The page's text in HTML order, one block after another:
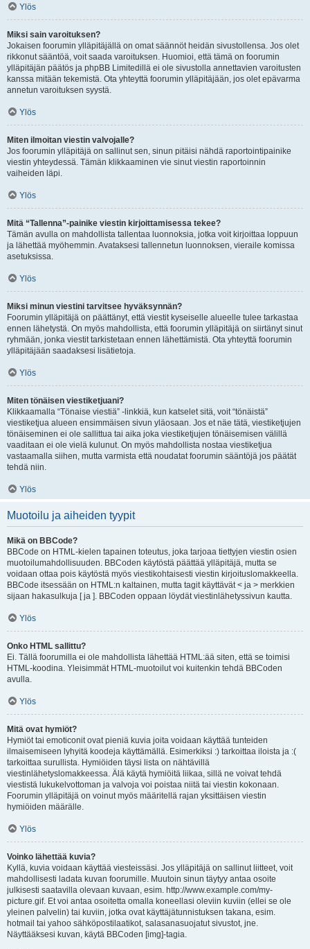
Ylös
Miksi sain varoituksen?
Jokaisen foorumin ylläpitäjällä on omat säännöt heidän sivustollensa. Jos olet
rikkonut sääntöä, voit saada varoituksen. Huomioi, että tämä on foorumin
ylläpitäjän päätös ja phpBB Limitedillä ei ole sivustolla annettavien varoitusten
kanssa mitään tekemistä. Ota yhteyttä foorumin ylläpitäjään, jos olet epävarma
annetun varoituksen syystä.
Ylös
Miten ilmoitan viestin valvojalle?
Jos foorumin ylläpitäjä on sallinut sen, sinun pitäisi nähdä raportointipainike
viestin yhteydessä. Tämän klikkaaminen vie sinut viestin raportoinnin
vaiheiden läpi.
Ylös
Mitä “Tallenna”-painike viestin kirjoittamisessa tekee?
Tämän avulla on mahdollista tallentaa luonnoksia, jotka voit kirjoittaa loppuun
ja lähettää myöhemmin. Avataksesi tallennetun luonnoksen, vieraile komissa
asetuksissa.
Ylös
Miksi minun viestini tarvitsee hyväksynnän?
Foorumin ylläpitäjä on päättänyt, että viestit kyseiselle alueelle tulee tarkastaa
ennen lähetystä. On myös mahdollista, että foorumin ylläpitäjä on siirtänyt sinut
ryhmään, jonka viestit tarkistetaan ennen lähettämistä. Ota yhteyttä foorumin
ylläpitäjään saadaksesi lisätietoja.
Ylös
Miten tönäisen viestiketjuani?
Klikkaamalla “Tönaise viestiä” -linkkiä, kun katselet sitä, voit “tönäistä”
viestiketjua alueen ensimmäisen sivun yläosaan. Jos et näe tätä, viestiketjujen
tönäiseminen ei ole sallittua tai aika joka viestiketjujen tönäisemisen välillä
vaaditaan ei ole vielä kulunut. On myös mahdollista nostaa viestiketjua
vastaamalla siihen, mutta varmista että noudatat foorumin sääntöjä jos päätät
tehdä niin.
Ylös
Muotoilu ja aiheiden tyypit
Mikä on BBCode?
BBCode on HTML-kielen tapainen toteutus, joka tarjoaa tiettyjen viestin osien
muotoilumahdollisuuden. BBCoden käytöstä päättää ylläpitäjä, mutta se
voidaan ottaa pois käytöstä myös viestikohtaisesti viestin kirjoituslomakkeella.
BBCode itsessään on HTML:n kaltainen, mutta tagit käyttävät < ja > merkkien
sijaan hakasulkuja [ ja ]. BBCoden oppaan löydät viestinlähetyssivun kautta.
Ylös
Onko HTML sallittu?
Ei. Tällä foorumilla ei ole mahdollista lähettää HTML:ää siten, että se toimisi
HTML-koodina. Yleisimmät HTML-muotoilut voi kuitenkin tehdä BBCoden
avulla.
Ylös
Mitä ovat hymiöt?
Hymiöt tai emoticonit ovat pieniä kuvia joita voidaan käyttää tunteiden
ilmaisemiseen lyhyitä koodeja käyttämällä. Esimerkiksi :) tarkoittaa iloista ja :(
tarkoittaa surullista. Hymiöiden täysi lista on nähtävillä
viestinlähetyslomakkeessa. Älä käytä hymiöitä liikaa, sillä ne voivat tehdä
viestistä lukukelvottoman ja valvoja voi poistaa niitä tai viestin kokonaan.
Foorumin ylläpitäjä on voinut myös määritellä rajan yksittäisen viestin
hymiöiden määrälle.
Ylös
Voinko lähettää kuvia?
Kyllä, kuvia voidaan käyttää viesteissäsi. Jos ylläpitäjä on sallinut liitteet, voit
mahdollisesti ladata kuvan foorumille. Muutoin sinun täytyy antaa osoite
julkisesti saatavilla olevaan kuvaan, esim. http://www.example.com/my-
picture.gif. Et voi antaa osoitetta omalla koneellasi oleviin kuviin (ellei se ole
yleinen palvelin) tai kuviin, jotka ovat käyttäjätunnistuksen takana, esim.
hotmail tai yahoo sähköpostilaatikot, salasanasuojatut sivustot, jne.
Näyttääksesi kuvan, käytä BBCoden [img]-tagia.